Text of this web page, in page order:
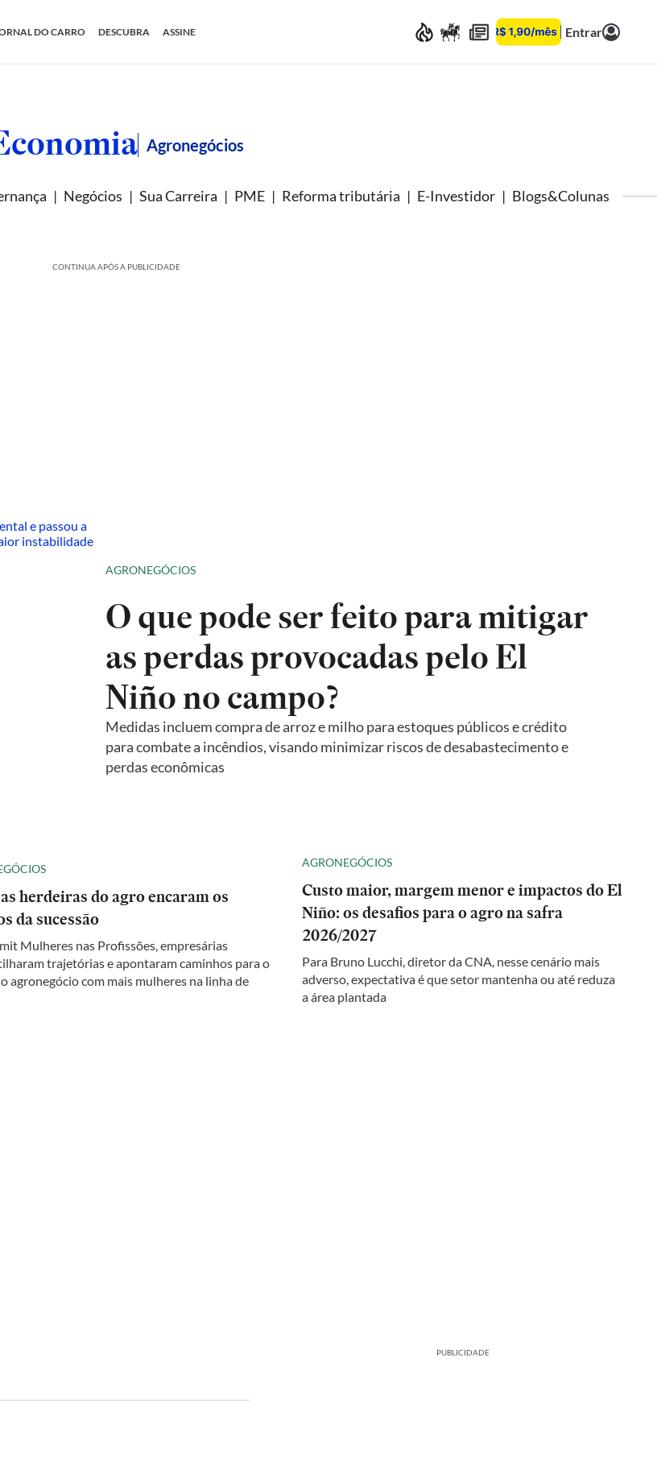
DO CARRO DESCUBRA ASSINE Entrar
Agronegócios
Negócios Sua Carreira PME Reforma tributária E-Investidor Blogs&Colunas
CONTINUA APÓS A PUBLICIDADE
AGRONEGÓCIOS
O que pode ser feito para mitigar
as perdas provocadas pelo El
Niño no campo?
Medidas incluem compra de arroz e milho para estoques públicos e crédito
para combate a incêndios, visando minimizar riscos de desabastecimento e
perdas econômicas
herdeiras do agro encaram os
da sucessão
Mulheres nas Profissões, empresárias
trajetórias e apontaram caminhos para o
agronegócio com mais mulheres na linha de
AGRONEGÓCIOS
Custo maior, margem menor e impactos do El
Niño: os desafios para o agro na safra
2026/2027
Para Bruno Lucchi, diretor da CNA, nesse cenário mais
adverso, expectativa é que setor mantenha ou até reduza
a área plantada
PUBLICIDADE